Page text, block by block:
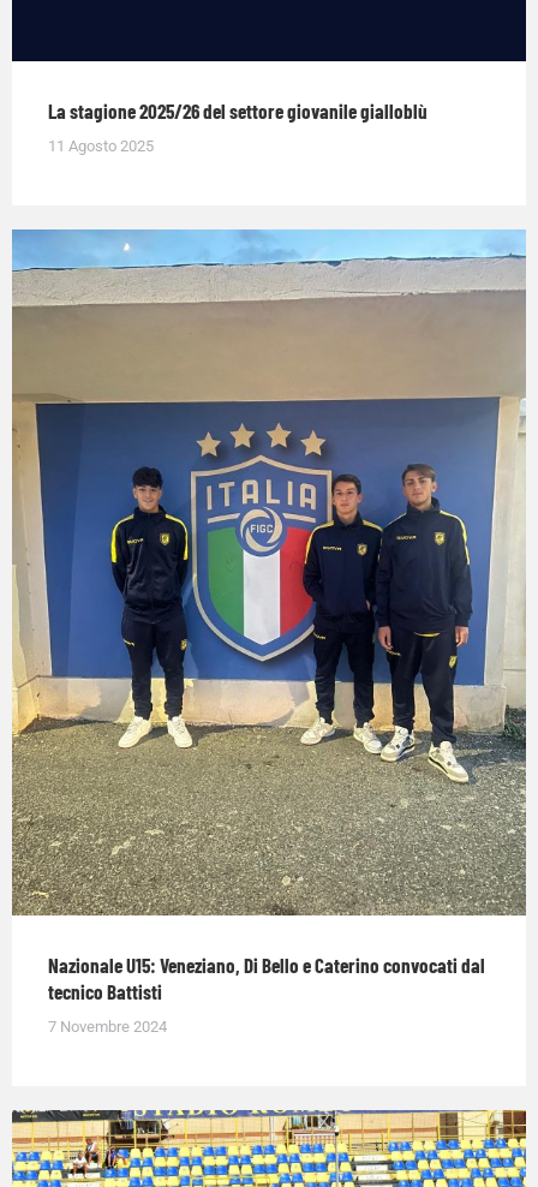
La stagione 2025/26 del settore giovanile gialloblù
11 Agosto 2025
Nazionale U15: Veneziano, Di Bello e Caterino convocati dal
tecnico Battisti
7 Novembre 2024